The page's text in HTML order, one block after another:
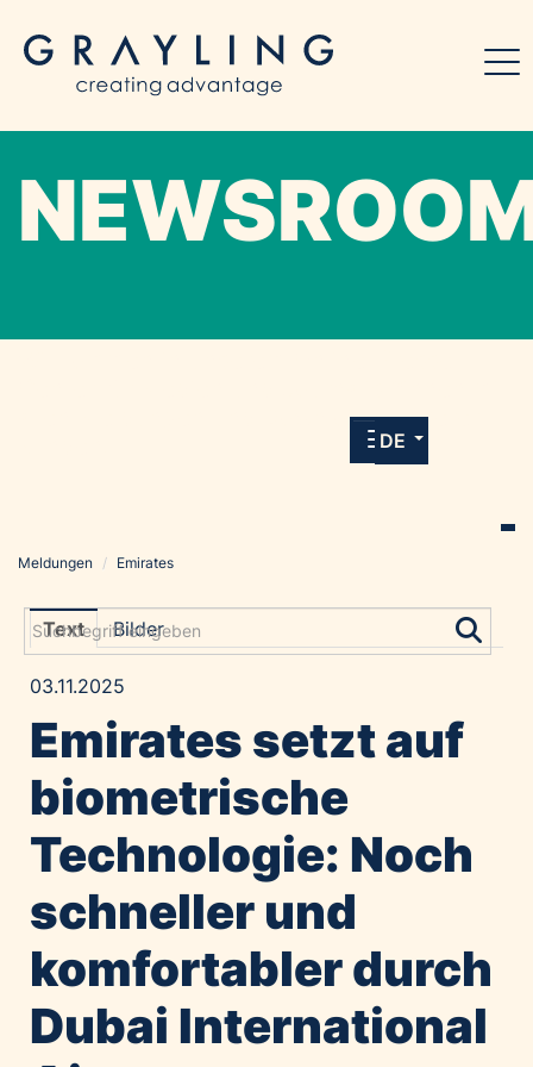
allen Meldungen und Downloads unserer
DE
Grayling Agentur
Alawyer
Amadeus Austrian Music Awards
Constantia Flexibles
Costa Kreuzfahrten
Emirates
Expo 2025 Osaka
GE HealthCare
Meldungen / Emirates
Text Bilder
03.11.2025
Emirates setzt auf
biometrische
Technologie: Noch
schneller und
komfortabler durch
Dubai International